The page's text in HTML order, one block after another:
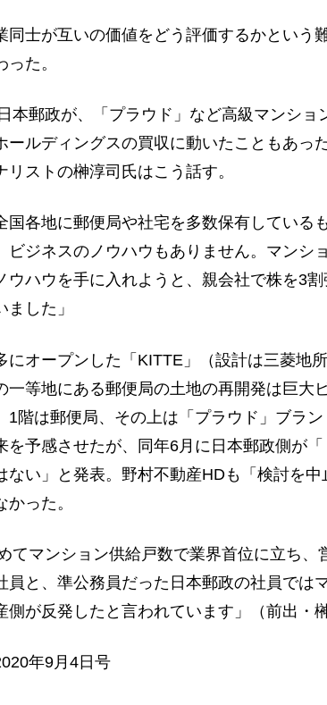
士が互いの価値をどう評価するかという
た。
本郵政が、「プラウド」など高級マンショ
ールディングスの買収に動いたこともあっ
リストの榊淳司氏はこう話す。
国各地に郵便局や社宅を多数保有している
ビジネスのノウハウもありません。マンシ
ウハウを手に入れようと、親会社で株を3
した」
オープンした「KITTE」（設計は三菱地
一等地にある郵便局の土地の再開発は巨大
1階は郵便局、その上は「プラウド」ブラ
予感させたが、同年6月に日本郵政側が「
ない」と発表。野村不動産HDも「検討を中
った。
てマンション供給戸数で業界首位に立ち、
員と、準公務員だった日本郵政の社員では
側が反発したと言われています」（前出・榊
年9月4日号